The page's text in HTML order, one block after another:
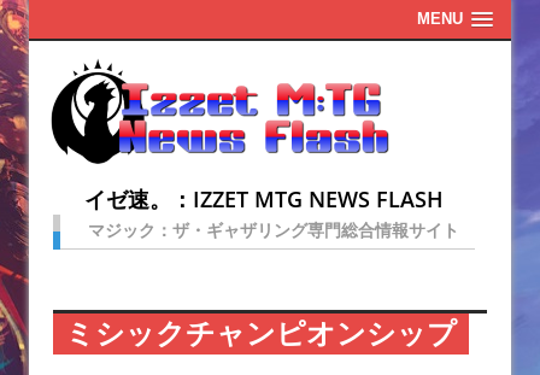
MENU
イゼ速。：IZZET MTG NEWS FLASH
マジック：ザ・ギャザリング専門総合情報サイト
ミシックチャンピオンシップ